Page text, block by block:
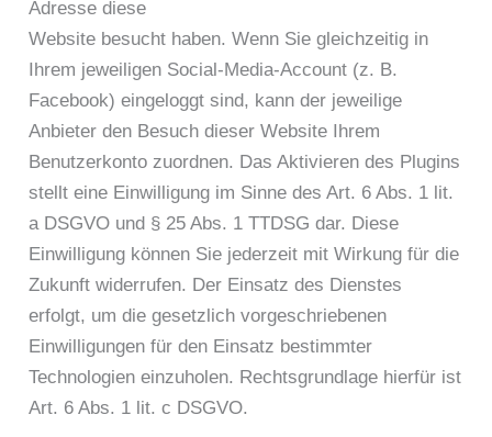
Adresse diese
Website besucht haben. Wenn Sie gleichzeitig in
Ihrem jeweiligen Social-Media-Account (z. B.
Facebook) eingeloggt sind, kann der jeweilige
Anbieter den Besuch dieser Website Ihrem
Benutzerkonto zuordnen. Das Aktivieren des Plugins
stellt eine Einwilligung im Sinne des Art. 6 Abs. 1 lit.
a DSGVO und § 25 Abs. 1 TTDSG dar. Diese
Einwilligung können Sie jederzeit mit Wirkung für die
Zukunft widerrufen. Der Einsatz des Dienstes
erfolgt, um die gesetzlich vorgeschriebenen
Einwilligungen für den Einsatz bestimmter
Technologien einzuholen. Rechtsgrundlage hierfür ist
Art. 6 Abs. 1 lit. c DSGVO.